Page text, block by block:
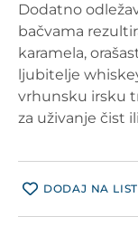
Dodatno
bačvama
karamela,
ljubitelje
vrhunsku irsku
za uživanje čist
DODAJ NA